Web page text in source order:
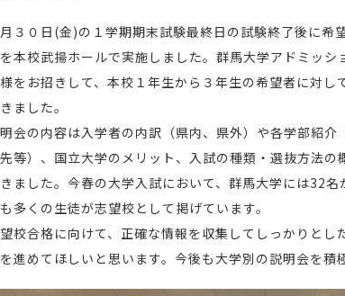
３０日(金)の１学期期末試験最終日の試験終了後に希
本校武揚ホールで実施しました。群馬大学アドミッシ
をお招きして、本校１年生から３年生の希望者に対し
ました。
会の内容は入学者の内訳（県内、県外）や各学部紹介
等）、国立大学のメリット、入試の種類・選抜方法の
ました。今春の大学入試において、群馬大学には32
多くの生徒が志望校として掲げています。
校合格に向けて、正確な情報を収集してしっかりとし
進めてほしいと思います。今後も大学別の説明会を積